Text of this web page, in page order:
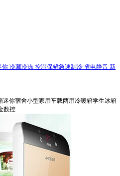
冷藏冷冻 控湿保鲜急速制冷 省电静音 新
迷你宿舍小型家用车载两用冷暖箱学生冰箱
数控